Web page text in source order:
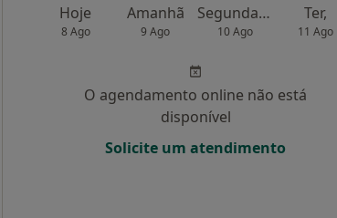
Hoje
8 Ago
Amanhã
9 Ago
Segunda-feira
10 Ago
Ter,
11 Ago
O agendamento online não está
disponível
Solicite um atendimento